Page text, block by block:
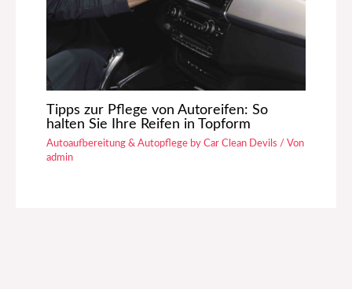
Tipps zur Pflege von Autoreifen: So
halten Sie Ihre Reifen in Topform
Autoaufbereitung & Autopflege by Car Clean Devils / Von
admin